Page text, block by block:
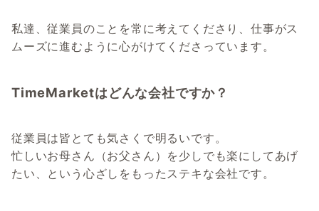
私達、従業員のことを常に考えてくださり、仕事がス
ムーズに進むように心がけてくださっています。
TimeMarketはどんな会社ですか？
従業員は皆とても気さくで明るいです。
忙しいお母さん（お父さん）を少しでも楽にしてあげ
たい、という心ざしをもったステキな会社です。